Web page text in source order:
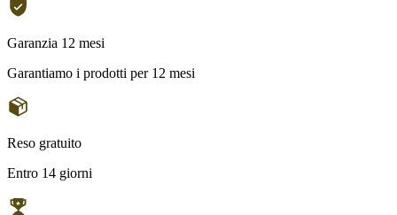
Garanzia 12 mesi
Garantiamo i prodotti per 12 mesi
Reso gratuito
Entro 14 giorni